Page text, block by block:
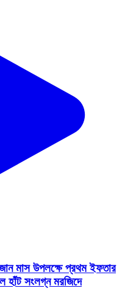
মাস উপলক্ষে প্রথম ইফতার
হাঁট সংলগ্ন মরজিদে